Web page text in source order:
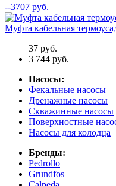
--3707 руб.
Муфта кабельная
37 руб.
3 744 руб.
Насосы:
Фекальные насосы
Дренажные насосы
Скважинные насосы
Поверхностные
Насосы для колодца
Бренды:
Pedrollo
Grundfos